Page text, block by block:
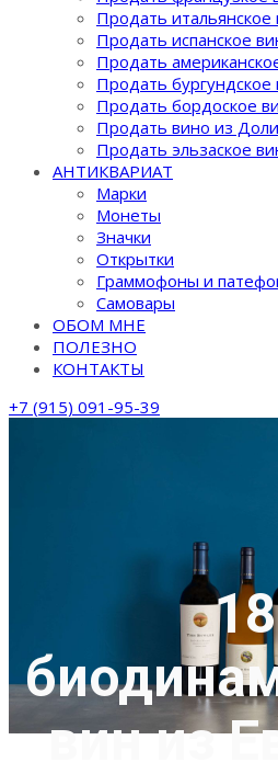
Продать итальянское
Продать испанское
Продать
Продать бургундское
Продать бордоское
Продать вино из
Продать эльзаское
АНТИКВАРИАТ
Марки
Монеты
Значки
Открытки
Граммофоны и
Самовары
ОБОМ МНЕ
ПОЛЕЗНО
КОНТАКТЫ
+7 (915) 091-95-39
18
вин из